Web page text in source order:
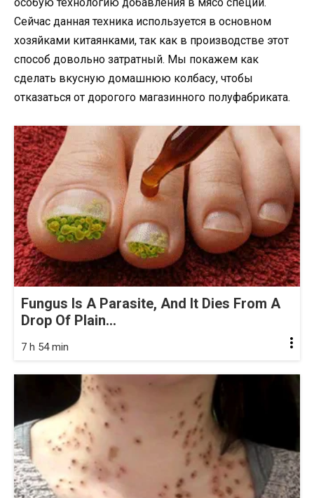
Сейчас данная техника используется в основном
хозяйками китаянками, так как в производстве этот
способ довольно затратный. Мы покажем как
сделать вкусную домашнюю колбасу, чтобы
отказаться от дорогого магазинного полуфабриката.
Fungus Is A Parasite, And It Dies From A
Drop Of Plain...
7 h 54 min